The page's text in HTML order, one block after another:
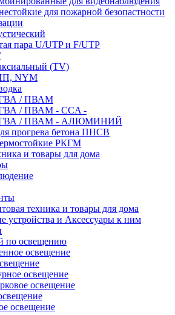
для пожарной безопастности
пара U/UTP и F/UTP
(TV)
NYM
/ ПВАМ
/ ПВАМ - CCA -
/ ПВАМ - АЛЮМИНИЙ
прогрева бетона ПНСВ
РКГМ
и товары для дома
техника и товары для дома
устройства и Аксессуары к ним
по освещению
освещение
освещение
освещение
освещение